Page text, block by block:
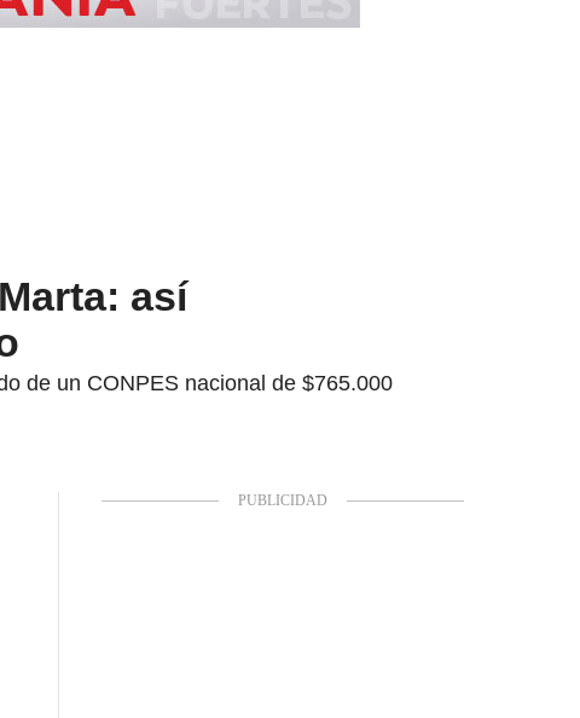
así
de un CONPES nacional de $765.000